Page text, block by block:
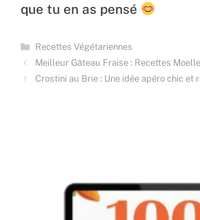
que tu en as pensé
Categories
Recettes Végétariennes
Meilleur Gâteau Fraise : Recettes
Crostini au Brie : Une idée apéro chic et